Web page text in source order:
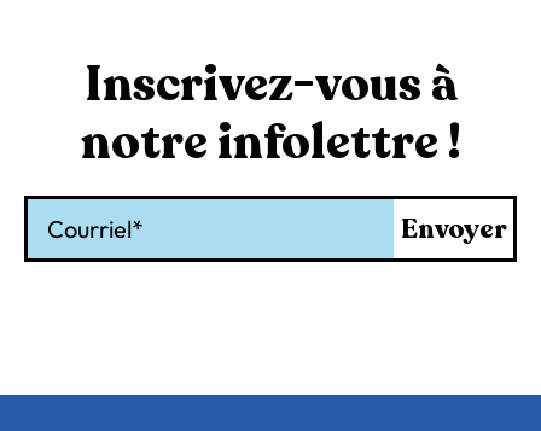
Inscrivez-vous à
notre infolettre !
Envoyer